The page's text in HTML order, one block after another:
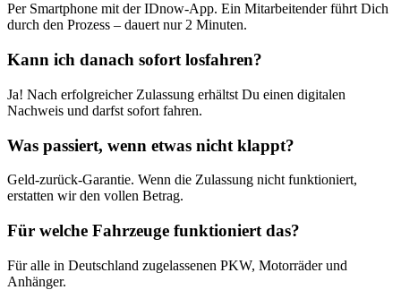
Per Smartphone mit der IDnow-App. Ein Mitarbeitender führt Dich
durch den Prozess – dauert nur 2 Minuten.
Kann ich danach sofort losfahren?
Ja! Nach erfolgreicher Zulassung erhältst Du einen digitalen
Nachweis und darfst sofort fahren.
Was passiert, wenn etwas nicht klappt?
Geld-zurück-Garantie. Wenn die Zulassung nicht funktioniert,
erstatten wir den vollen Betrag.
Für welche Fahrzeuge funktioniert das?
Für alle in Deutschland zugelassenen PKW, Motorräder und
Anhänger.